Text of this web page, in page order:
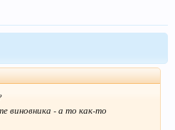
виновника - а то как-то